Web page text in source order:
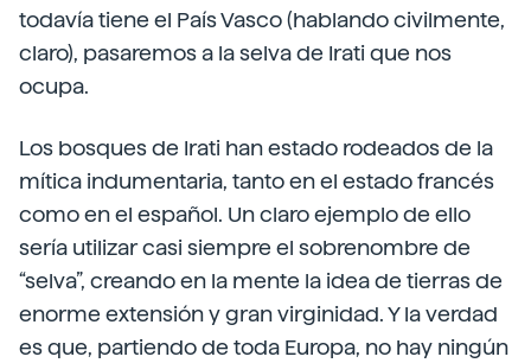
todavía tiene el País Vasco (hablando civilmente,
claro), pasaremos a la selva de Irati que nos
ocupa.
Los bosques de Irati han estado rodeados de la
mítica indumentaria, tanto en el estado francés
como en el español. Un claro ejemplo de ello
sería utilizar casi siempre el sobrenombre de
“selva”, creando en la mente la idea de tierras de
enorme extensión y gran virginidad. Y la verdad
es que, partiendo de toda Europa, no hay ningún